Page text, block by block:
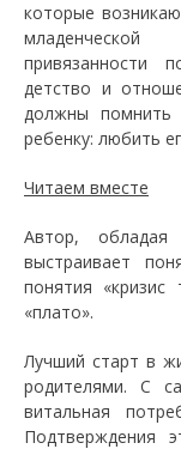
которые
привязанности
детство и
должны помнить
ребенку: любить
Читаем вместе
Автор, обладая
выстраивает
понятия «кризис
«плато».
Лучший старт в
родителями. С
витальная
Подтверждения